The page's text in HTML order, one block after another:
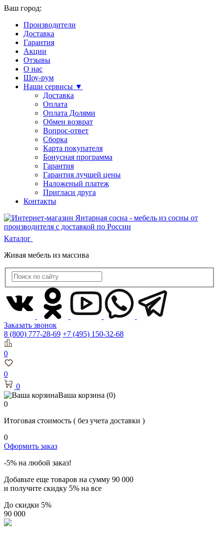
Ваш город:
Производители
Доставка
Гарантия
Акции
Отзывы
О нас
Шоу-рум
Наши сервисы ▼
Доставка
Оплата
Оплата Долями
Обмен возврат
Вопрос-ответ
Сборка
Карта покупателя
Бонусная программа
Гарантия
Гарантия лучшей цены
Наложеный платеж
Пригласи друга
Контакты
Каталог
Живая мебель из массива
Заказать звонок
8 (800) 777-28-69 +7 (495) 150-32-68
0
0
0
Ваша корзина (0)
0
Итоговая стоимость ( без учета доставки )
0
Оформить заказ
-5% на любой заказ!
Добавьте еще товаров на сумму 90 000
и получите скидку 5% на все
До скидки 5%
90 000